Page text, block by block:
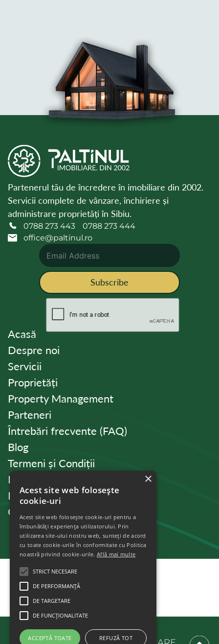
Partenerul tău de încredere în imobiliare din 2002.
Servicii complete de vânzare, închiriere și
administrare proprietăți în Sibiu.
0788 273 443
0788 273 444
office@paltinul.ro
Subscribe
Acasă
Despre noi
Servicii
Proprietăți
Property Management
Parteneri
Întrebări frecvente (FAQ)
Blog
Termeni și Condiții
Politica de Confidențialitate
Politica de cookies
Contact
×
Acest site web folosește
cookie-uri
Acest site web folosește cookie-uri pentru a
îmbunătăți experiența utilizatorului. Prin
utilizarea site-ului nostru web, sunteți de acord
cu toate cookie-urile în conformitate cu Politica
noastră privind cookie-urile.Află mai multe
STRICT NECESARE
DE PERFORMANȚĂ
DE TARGETARE
DE FUNCŢIONALITATE
ACCEPTĂ TOATE REFUZĂ TOT